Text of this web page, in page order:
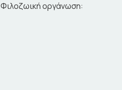
Φιλοζωική οργάνωση: